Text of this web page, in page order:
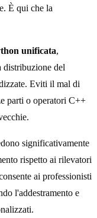
È qui che la
unificata,
distribuzione del
Eviti il mal di
parti o operatori C++
significativamente
rispetto ai rilevatori
ai professionisti
l'addestramento e